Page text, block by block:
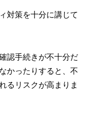
対策を十分に講じて
認手続きが不十分だ
かったりすると、不
るリスクが高まりま